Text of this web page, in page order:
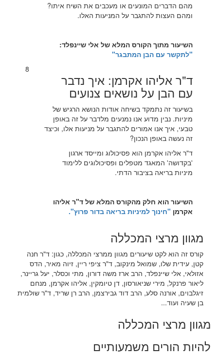
מהם הדברים המונעים או מעכבים את השיח איתו?
ומהם העצות להתגבר על המניעות האלו.
השיעור מתוך הקורס המלא של אלי שיינפלד:
"לתקשר עם הבן המתבגר"
8
ד"ר אליהו אקרמן: איך נדבר
עם הבן על נושאים צנועים
בשיעור זה נתמקד בשיחה אודות הנושא הרגיש של
מיניות. נבין מדוע אנו נמנעים מלדבר על זה באופן
טבעי, איך אנו אמורים להתגבר על מניעות אלו, וכיצד
זה נעשה באופן הנכון?
ד"ר אליהו אקרמן הוא פסיכולוג ומייסד ארגון
'בקדושה' המאגד מטפלים ופסיכולוגים ללימוד
מיניות בריאה בציבור הדתי.
השיעור הוא חלק מהקורס המלא של ד"ר אליהו
אקרמן "חינוך למיניות בריאה בדור פרוץ".
מגוון מרצי המכללה
קורס זה הוא לקט שיעורים מגוון ממרצי המכללה, כגון: ד"ר חנה
קטן, עידית שלו, שמואל מינקוב, ד"ר ציפי ריין, זיוה מאיר, הדס
אזולאי, אלי שיינפלד, הרב ארז משה דורון, מתי וכסלר, יעל גריינר,
ליאור פרנקל, מירי שניאורסון, דן טיומקין, אליהו אקרמן, מנחם
זיגלבוים, אורנה סלע, הרב דוד גבירצמן, הרב רן שריד, ד"ר שולמית
בן שעיה ועוד...
מגוון מרצי המכללה
להיות הורים משמעותיים